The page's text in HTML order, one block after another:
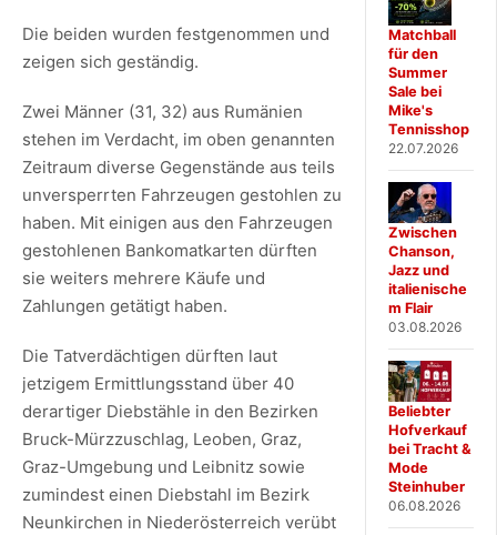
Die beiden wurden festgenommen und
zeigen sich geständig.
Zwei Männer (31, 32) aus Rumänien
stehen im Verdacht, im oben genannten
Zeitraum diverse Gegenstände aus teils
unversperrten Fahrzeugen gestohlen zu
haben. Mit einigen aus den Fahrzeugen
gestohlenen Bankomatkarten dürften
sie weiters mehrere Käufe und
Zahlungen getätigt haben.
Die Tatverdächtigen dürften laut
jetzigem Ermittlungsstand über 40
derartiger Diebstähle in den Bezirken
Bruck-Mürzzuschlag, Leoben, Graz,
Graz-Umgebung und Leibnitz sowie
zumindest einen Diebstahl im Bezirk
Neunkirchen in Niederösterreich verübt
Matchball
für den
Summer
Sale bei
Mike's
Tennisshop
22.07.2026
Zwischen
Chanson,
Jazz und
italienische
m Flair
03.08.2026
Beliebter
Hofverkauf
bei Tracht &
Mode
Steinhuber
06.08.2026